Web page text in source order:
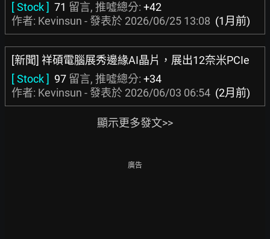
[ Stock ] 71 留言, 推噓總分: +42
作者: Kevinsun - 發表於 2026/06/25 13:08 (1月前)
[新聞] 祥碩電腦展秀邊緣AI晶片，展出12奈米PCIe
[ Stock ] 97 留言, 推噓總分: +34
作者: Kevinsun - 發表於 2026/06/03 06:54 (2月前)
顯示更多發文>>
廣告